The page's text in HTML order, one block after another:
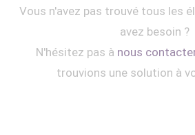
Vous n'avez pas trouvé tous les
avez besoin ?
N'hésitez pas à nous
trouvions une solution à